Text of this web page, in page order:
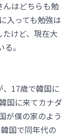
んはどちらも勉
入っても勉強は
けど、現在大
。
、17歳で韓国に
国に来てカナダ
が僕の家のよう
国で同年代の